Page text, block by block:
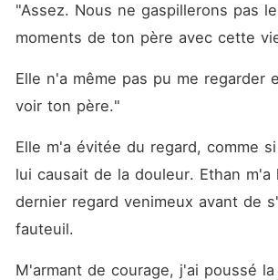
"Assez. Nous ne gaspillerons pas
moments de ton père avec cette
Elle n'a même pas pu me regarder
voir ton père."
Elle m'a évitée du regard, comme
lui causait de la douleur. Ethan m'a
dernier regard venimeux avant de
fauteuil.
M'armant de courage, j'ai poussé